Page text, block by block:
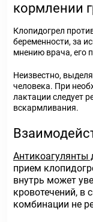
кормлении
Клопидогрел
беременности, за
мнению врача, его
Неизвестно,
человека. При
лактации следует
вскармливания.
Антикоагулянты
прием
внутрь может
кровотечений, в
комбинации не